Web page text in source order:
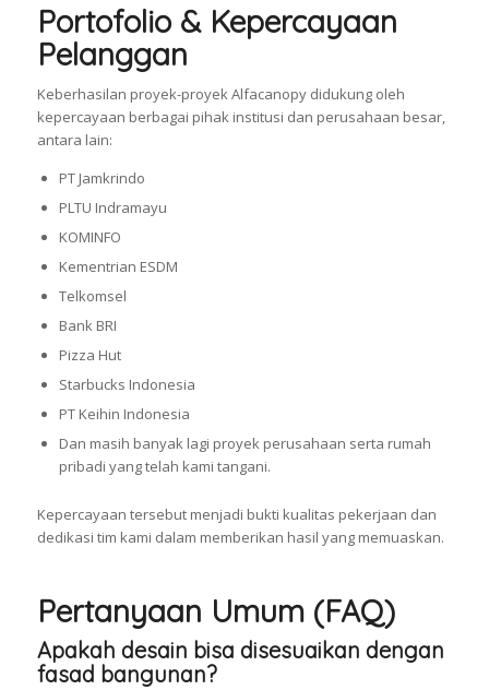
Portofolio & Kepercayaan
Pelanggan
Keberhasilan proyek-proyek Alfacanopy didukung oleh
kepercayaan berbagai pihak institusi dan perusahaan besar,
antara lain:
PT Jamkrindo
PLTU Indramayu
KOMINFO
Kementrian ESDM
Telkomsel
Bank BRI
Pizza Hut
Starbucks Indonesia
PT Keihin Indonesia
Dan masih banyak lagi proyek perusahaan serta rumah
pribadi yang telah kami tangani.
Kepercayaan tersebut menjadi bukti kualitas pekerjaan dan
dedikasi tim kami dalam memberikan hasil yang memuaskan.
Pertanyaan Umum (FAQ)
Apakah desain bisa disesuaikan dengan
fasad bangunan?